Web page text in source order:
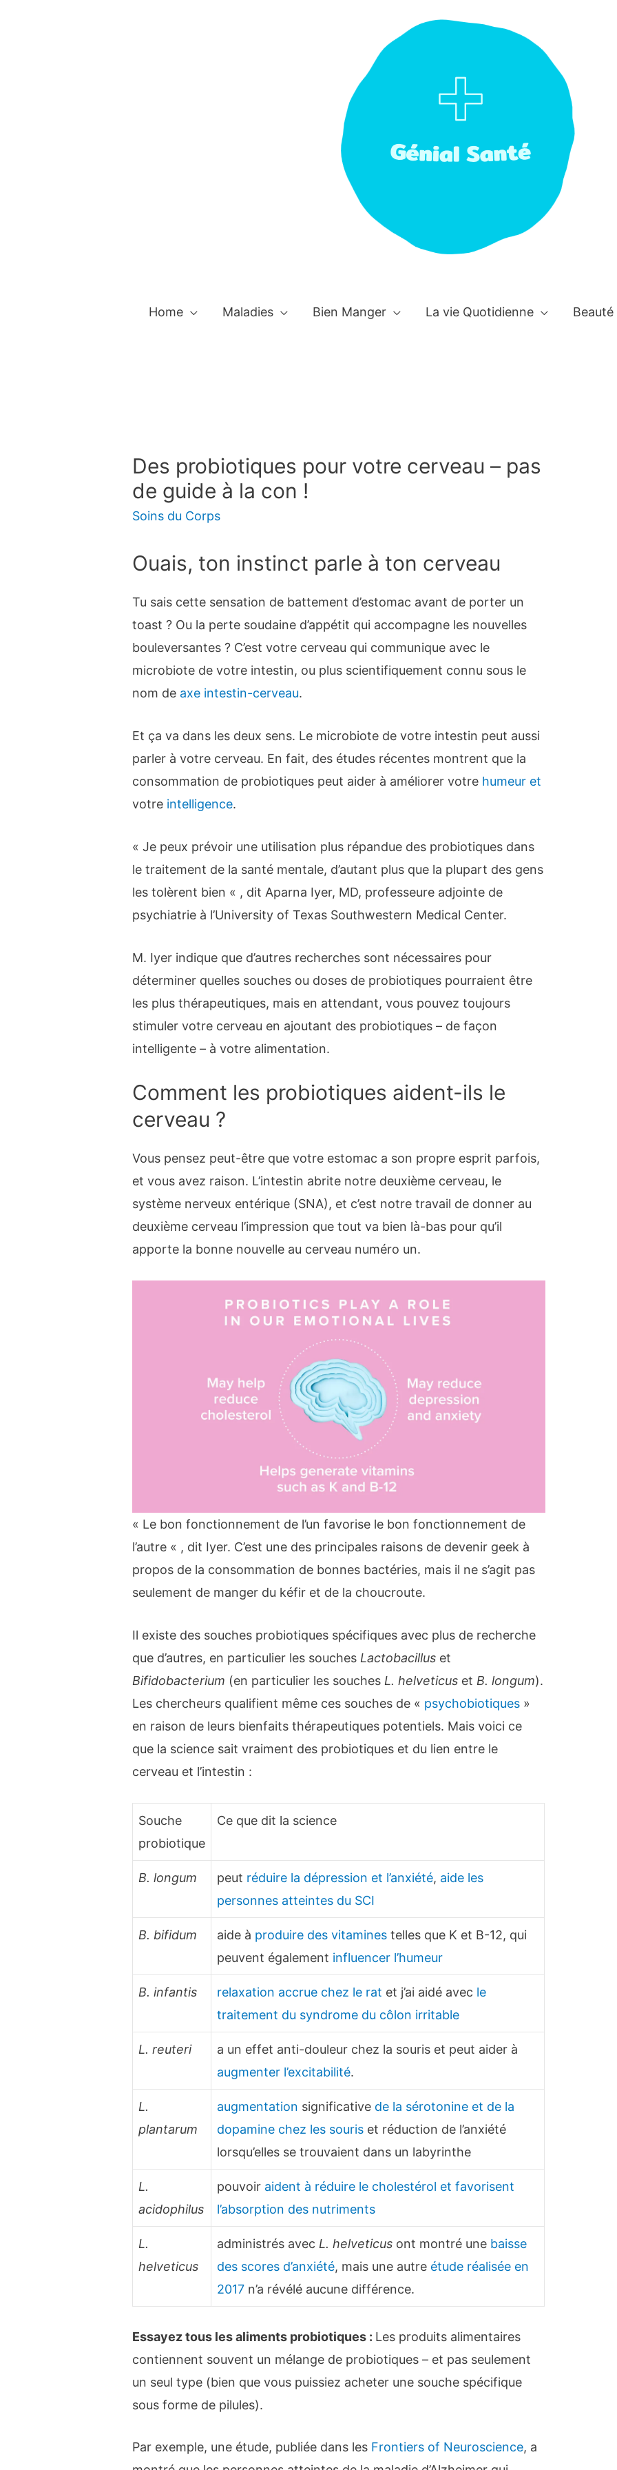
Home Maladies Bien Manger La vie Quotidienne Beauté
Des probiotiques pour votre cerveau – pas
de guide à la con !
Soins du Corps
Ouais, ton instinct parle à ton cerveau
Tu sais cette sensation de battement d’estomac avant de porter un
toast ? Ou la perte soudaine d’appétit qui accompagne les nouvelles
bouleversantes ? C’est votre cerveau qui communique avec le
microbiote de votre intestin, ou plus scientifiquement connu sous le
nom de axe intestin-cerveau.
Et ça va dans les deux sens. Le microbiote de votre intestin peut aussi
parler à votre cerveau. En fait, des études récentes montrent que la
consommation de probiotiques peut aider à améliorer votre humeur et
votre intelligence.
« Je peux prévoir une utilisation plus répandue des probiotiques dans
le traitement de la santé mentale, d’autant plus que la plupart des gens
les tolèrent bien « , dit Aparna Iyer, MD, professeure adjointe de
psychiatrie à l’University of Texas Southwestern Medical Center.
M. Iyer indique que d’autres recherches sont nécessaires pour
déterminer quelles souches ou doses de probiotiques pourraient être
les plus thérapeutiques, mais en attendant, vous pouvez toujours
stimuler votre cerveau en ajoutant des probiotiques – de façon
intelligente – à votre alimentation.
Comment les probiotiques aident-ils le
cerveau ?
Vous pensez peut-être que votre estomac a son propre esprit parfois,
et vous avez raison. L’intestin abrite notre deuxième cerveau, le
système nerveux entérique (SNA), et c’est notre travail de donner au
deuxième cerveau l’impression que tout va bien là-bas pour qu’il
apporte la bonne nouvelle au cerveau numéro un.
« Le bon fonctionnement de l’un favorise le bon fonctionnement de
l’autre « , dit Iyer. C’est une des principales raisons de devenir geek à
propos de la consommation de bonnes bactéries, mais il ne s’agit pas
seulement de manger du kéfir et de la choucroute.
Il existe des souches probiotiques spécifiques avec plus de recherche
que d’autres, en particulier les souches Lactobacillus et
Bifidobacterium (en particulier les souches L. helveticus et B. longum).
Les chercheurs qualifient même ces souches de « psychobiotiques »
en raison de leurs bienfaits thérapeutiques potentiels. Mais voici ce
que la science sait vraiment des probiotiques et du lien entre le
cerveau et l’intestin :
Souche
probiotique
Ce que dit la science
B. longum peut réduire la dépression et l’anxiété, aide les
personnes atteintes du SCI
B. bifidum aide à produire des vitamines telles que K et B-12, qui
peuvent également influencer l’humeur
B. infantis relaxation accrue chez le rat et j’ai aidé avec le
traitement du syndrome du côlon irritable
L. reuteri
a un effet anti-douleur chez la souris et peut aider à
augmenter l’excitabilité.
L.
plantarum
augmentation significative de la sérotonine et de la
dopamine chez les souris et réduction de l’anxiété
lorsqu’elles se trouvaient dans un labyrinthe
L.
acidophilus
pouvoir aident à réduire le cholestérol et favorisent
l’absorption des nutriments
L.
helveticus
administrés avec L. helveticus ont montré une baisse
des scores d’anxiété, mais une autre étude réalisée en
2017 n’a révélé aucune différence.
Essayez tous les aliments probiotiques : Les produits alimentaires
contiennent souvent un mélange de probiotiques – et pas seulement
un seul type (bien que vous puissiez acheter une souche spécifique
sous forme de pilules).
Par exemple, une étude, publiée dans les Frontiers of Neuroscience, a